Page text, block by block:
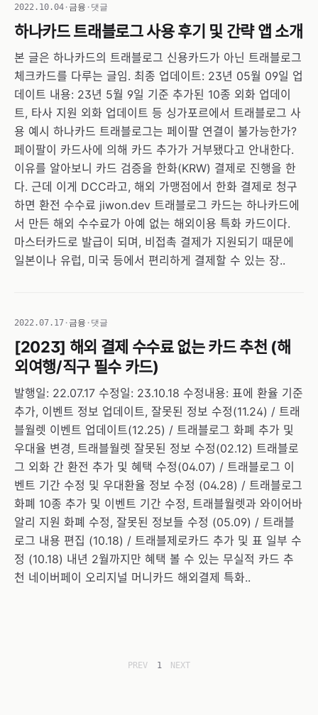
2022.10.04 · 금융 · 댓글
하나카드 트래블로그 사용 후기 및 간략 앱 소개
본 글은 하나카드의 트래블로그 신용카드가 아닌 트래블로그
체크카드를 다루는 글임. 최종 업데이트: 23년 05월 09일 업
데이트 내용: 23년 5월 9일 기준 추가된 10종 외화 업데이
트, 타사 지원 외화 업데이트 등 싱가포르에서 트래블로그 사
용 예시 하나카드 트래블로그는 페이팔 연결이 불가능한가?
페이팔이 카드사에 의해 카드 추가가 거부됐다고 안내한다.
이유를 알아보니 카드 검증을 한화(KRW) 결제로 진행을 한
다. 근데 이게 DCC라고, 해외 가맹점에서 한화 결제로 청구
하면 환전 수수료 jiwon.dev 트래블로그 카드는 하나카드에
서 만든 해외 수수료가 아예 없는 해외이용 특화 카드이다.
마스터카드로 발급이 되며, 비접촉 결제가 지원되기 때문에
일본이나 유럽, 미국 등에서 편리하게 결제할 수 있는 장..
2022.07.17 · 금융 · 댓글
[2023] 해외 결제 수수료 없는 카드 추천 (해
외여행/직구 필수 카드)
발행일: 22.07.17 수정일: 23.10.18 수정내용: 표에 환율 기준
추가, 이벤트 정보 업데이트, 잘못된 정보 수정(11.24) / 트래
블월렛 이벤트 업데이트(12.25) / 트래블로그 화폐 추가 및
우대율 변경, 트래블월렛 잘못된 정보 수정(02.12) 트래블로
그 외화 간 환전 추가 및 혜택 수정(04.07) / 트래블로그 이
벤트 기간 수정 및 우대환율 정보 수정 (04.28) / 트래블로그
화폐 10종 추가 및 이벤트 기간 수정, 트래블월렛과 와이어바
알리 지원 화폐 수정, 잘못된 정보들 수정 (05.09) / 트래블
로그 내용 편집 (10.18) / 트래블제로카드 추가 및 표 일부 수
정 (10.18) 내년 2월까지만 혜택 볼 수 있는 무실적 카드 추
천 네이버페이 오리지널 머니카드 해외결제 특화..
PREV 1 NEXT